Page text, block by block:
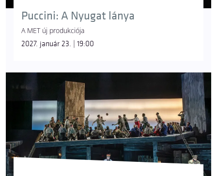
Puccini: A Nyugat lánya
A MET új produkciója
2027. január 23. | 19:00